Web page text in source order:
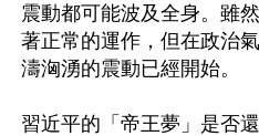
震動都可能波及全身。雖
著正常的運作，但在政治
濤洶湧的震動已經開始。
習近平的「帝王夢」是否